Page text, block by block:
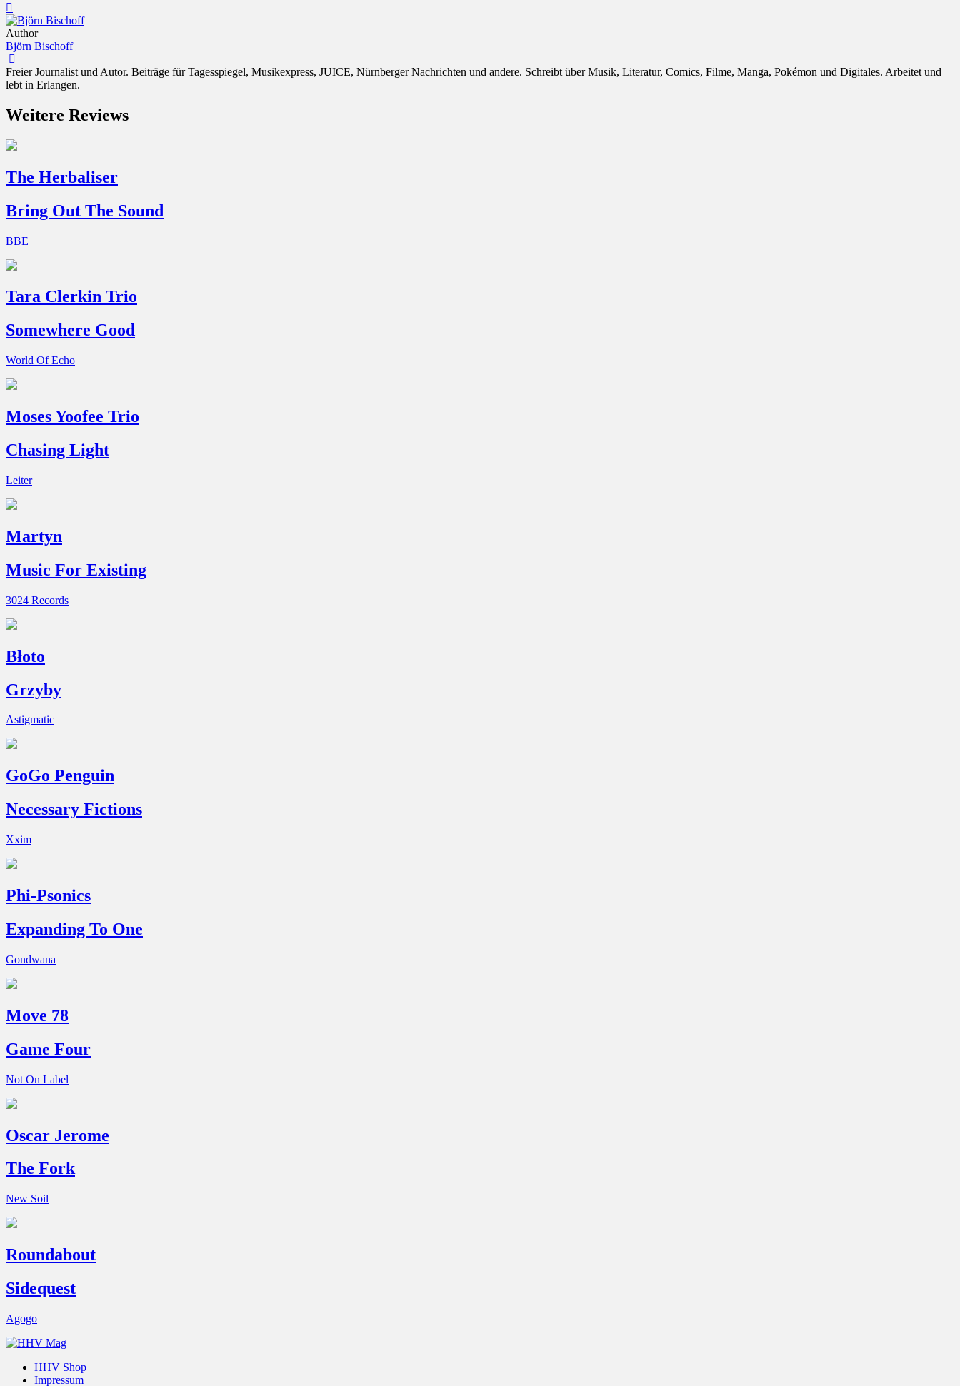
Author
Björn Bischoff
Freier Journalist und Autor. Beiträge für Tagesspiegel, Musikexpress, JUICE, Nürnberger Nachrichten und andere. Schreibt über Musik, Literatur, Comics, Filme, Manga, Pokémon und Digitales. Arbeitet und
lebt in Erlangen.
Weitere Reviews
The Herbaliser
Bring Out The Sound
BBE
Tara Clerkin Trio
Somewhere Good
World Of Echo
Moses Yoofee Trio
Chasing Light
Leiter
Martyn
Music For Existing
3024 Records
Błoto
Grzyby
Astigmatic
GoGo Penguin
Necessary Fictions
Xxim
Phi-Psonics
Expanding To One
Gondwana
Move 78
Game Four
Not On Label
Oscar Jerome
The Fork
New Soil
Roundabout
Sidequest
Agogo
HHV Shop
Impressum